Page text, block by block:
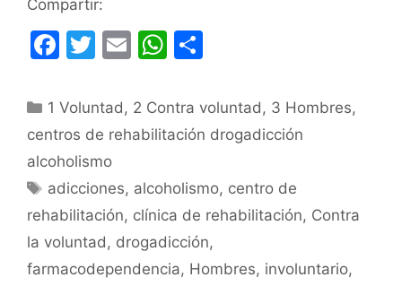
Compartir:
F
c
e
b
o
o
k
T
itt
er
E
ai
l
W
at
s
p
p
m
p
tir
Categorías
1 Voluntad, 2 Contra voluntad, 3 Hombres,
centros de rehabilitación drogadicción
alcoholismo
Etiquetas
adicciones, alcoholismo, centro de
rehabilitación, clínica de rehabilitación, Contra
la voluntad, drogadicción,
farmacodependencia, Hombres, involuntario,